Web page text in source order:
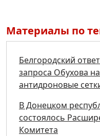
Материалы по
Белгородский
запроса Обухова
антидроновые
В Донецком
состоялось
Комитета